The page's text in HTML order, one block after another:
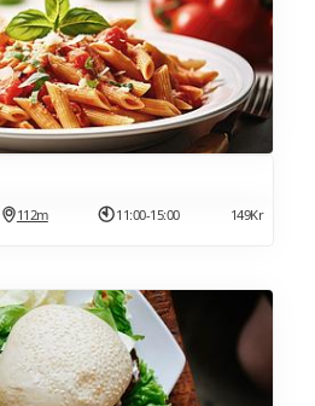
112m 11:00-15:00 149Kr